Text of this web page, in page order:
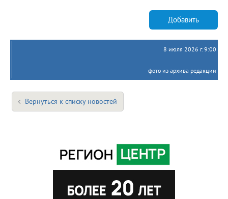
Добавить
8 июля 2026 г. 9:00
фото из архива редакции
Вернуться к списку новостей